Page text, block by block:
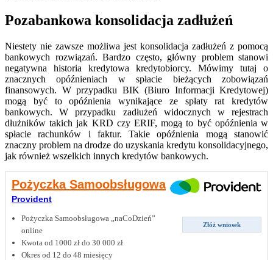
Pozabankowa konsolidacja zadłużeń
Niestety nie zawsze możliwa jest konsolidacja zadłużeń z pomocą
bankowych rozwiązań. Bardzo często, główny problem stanowi
negatywna historia kredytowa kredytobiorcy. Mówimy tutaj o
znacznych opóźnieniach w spłacie bieżących zobowiązań
finansowych. W przypadku BIK (Biuro Informacji Kredytowej)
mogą być to opóźnienia wynikające ze spłaty rat kredytów
bankowych. W przypadku zadłużeń widocznych w rejestrach
dłużników takich jak KRD czy ERIF, mogą to być opóźnienia w
spłacie rachunków i faktur. Takie opóźnienia mogą stanowić
znaczny problem na drodze do uzyskania kredytu konsolidacyjnego,
jak również wszelkich innych kredytów bankowych.
Pożyczka Samoobsługowa
Provident
Złóż wniosek
Pożyczka Samoobsługowa „naCoDzień”
online
Kwota od 1000 zł do 30 000 zł
Okres od 12 do 48 miesięcy